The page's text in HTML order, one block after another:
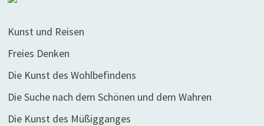
Kunst und Reisen
Freies Denken
Die Kunst des Wohlbefindens
Die Suche nach dem Schönen und dem Wahren
Die Kunst des Müßigganges